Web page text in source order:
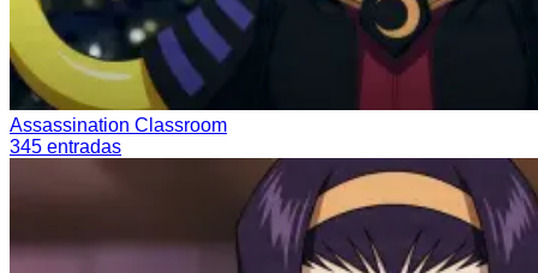
Assassination Classroom
345 entradas